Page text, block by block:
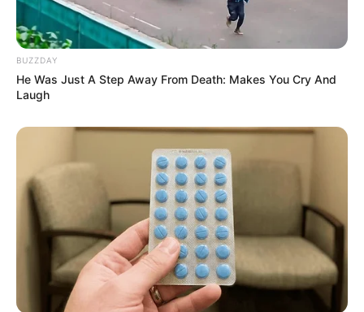
Eles se conheceram de forma inesperada e não
imaginavam o que estava por vir.
Park Ji-hyun, por sua vez, entrega uma interpretação que
mescla
fragilidade física e força emocional,dando profundidade à
personagem. A química entre as atrizes é um dos pontos altos da
produção.
🎬 Tom sóbrio e narrativa contida
Embora traga elementos comuns aos k-dramas — doença grave,
romance e mal-entendidos —,a série evita o melodrama
excessivo .
BUZZDAY
He Was Just A Step Away From Death: Makes You Cry And
Laugh